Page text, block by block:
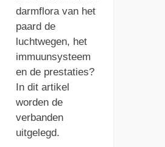
darmflora van het
paard de
luchtwegen, het
immuunsysteem
en de prestaties?
In dit artikel
worden de
verbanden
uitgelegd.